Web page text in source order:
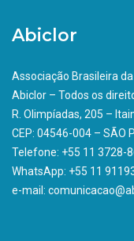
Abiclor
Associação Brasileira
Abiclor – Todos os
R. Olimpíadas, 205 –
CEP: 04546-004 – SÃO
Telefone: +55 11 3728-
WhatsApp: +55 11
e-mail: